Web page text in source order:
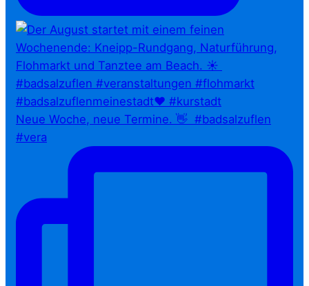
Neue Woche, neue Termine. 👋⁠ ⁠ #badsalzuflen
#vera